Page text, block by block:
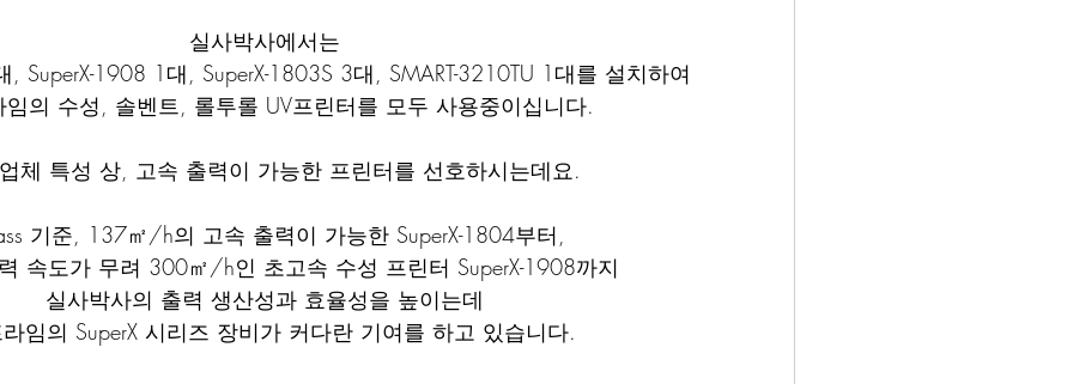
실사박사에서는
, SuperX-1908 1대, SuperX-1803S 3대, SMART-3210TU 1대를 설치하여
임의 수성, 솔벤트, 롤투롤 UV프린터를 모두 사용중이십니다.
체 특성 상, 고속 출력이 가능한 프린터를 선호하시는데요.
기준, 137㎡/h의 고속 출력이 가능한 SuperX-1804부터,
력 속도가 무려 300㎡/h인 초고속 수성 프린터 SuperX-1908까지
실사박사의 출력 생산성과 효율성을 높이는데
임의 SuperX 시리즈 장비가 커다란 기여를 하고 있습니다.